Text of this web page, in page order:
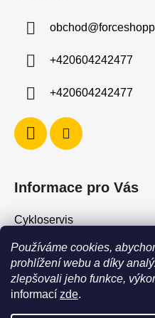
Používáme cookies,
prohlížení webu a díky
zlepšovali jeho funkce,
informací zde.
obchod@
+420604242477
+420604242477
Informace pro Vás
Cykloservis
Skiservis
Obchodní podmínky
Podmínky ochrany